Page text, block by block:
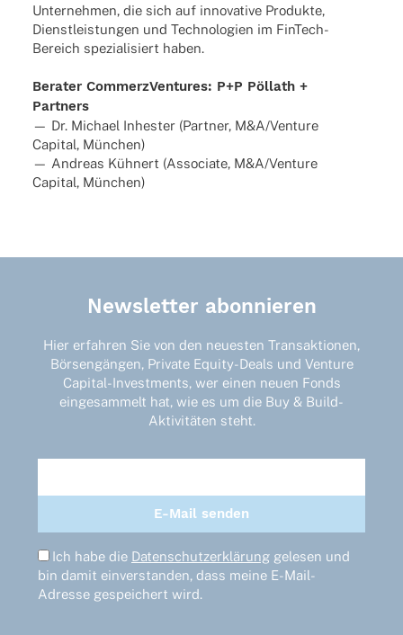
Unter­neh­men, die sich auf inno­va­tive Produkte,
Dienst­leis­tun­gen und Tech­no­lo­gien im FinTech-
Bereich spezia­li­siert haben.
Bera­ter Commerz­Ven­tures: P+P Pöllath +
Partners
— Dr. Michael Inhes­ter (Part­ner, M&A/Venture
Capi­tal, München)
— Andreas Kühnert (Asso­ciate, M&A/Venture
Capi­tal, München)
Newsletter abonnieren
Hier erfahren Sie von den neuesten Transaktionen,
Börsengängen, Private Equity-Deals und Venture
Capital-Investments, wer einen neuen Fonds
eingesammelt hat, wie es um die Buy & Build-
Aktivitäten steht.
Ich habe die Datenschutzerklärung gelesen und
bin damit einverstanden, dass meine E-Mail-
Adresse gespeichert wird.